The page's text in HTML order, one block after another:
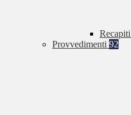
Provvedimenti 92